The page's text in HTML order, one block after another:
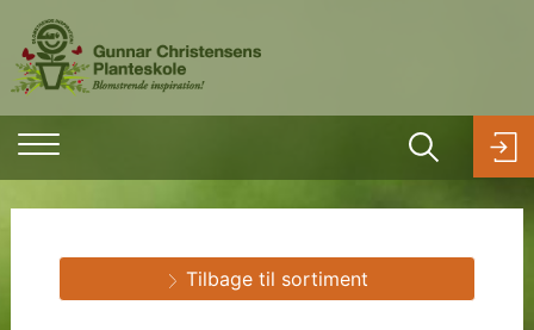
Tilbage til sortiment